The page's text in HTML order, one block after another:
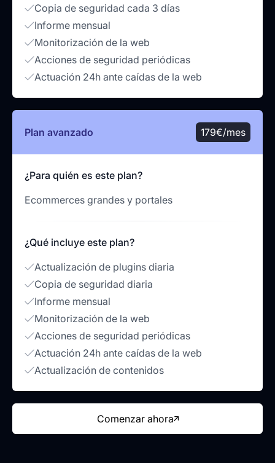
Copia de seguridad cada 3 días
Informe mensual
Monitorización de la web
Acciones de seguridad periódicas
Actuación 24h ante caídas de la web
Plan avanzado 179€/mes
¿Para quién es este plan?
Ecommerces grandes y portales
¿Qué incluye este plan?
Actualización de plugins diaria
Copia de seguridad diaria
Informe mensual
Monitorización de la web
Acciones de seguridad periódicas
Actuación 24h ante caídas de la web
Actualización de contenidos
Comenzar ahora